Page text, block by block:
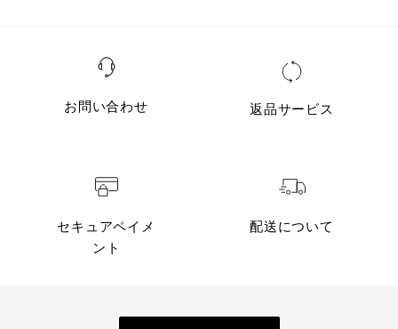
お問い合わせ 返品サービス
セキュアペイメ
ント
配送について